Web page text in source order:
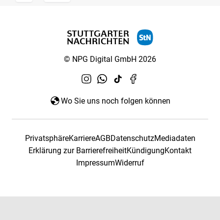
© NPG Digital GmbH 2026
Wo Sie uns noch folgen können
PrivatsphäreKarriereAGBDatenschutzMediadaten
Erklärung zur BarrierefreiheitKündigungKontakt
ImpressumWiderruf